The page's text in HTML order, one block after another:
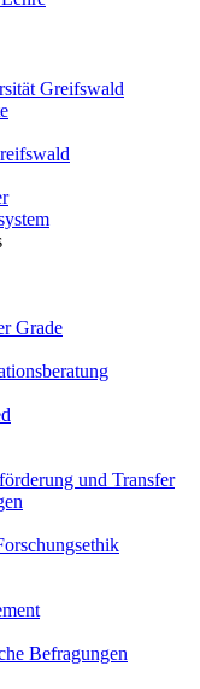
Greifswald
Grade
und Transfer
Befragungen